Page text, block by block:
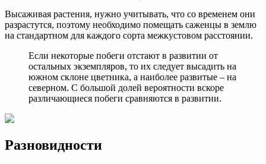
Высаживая растения, нужно учитывать, что со временем они
разрастутся, поэтому необходимо помещать саженцы в землю
на стандартном для каждого сорта межкустовом расстоянии.
Если некоторые побеги отстают в развитии от
остальных экземпляров, то их следует высадить на
южном склоне цветника, а наиболее развитые – на
северном. С большой долей вероятности вскоре
различающиеся побеги сравняются в развитии.
Разновидности